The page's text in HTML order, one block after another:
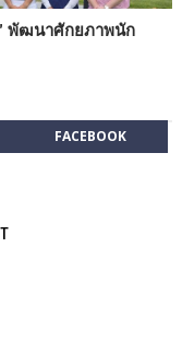
” พัฒนาศักยภาพนัก
FACEBOOK